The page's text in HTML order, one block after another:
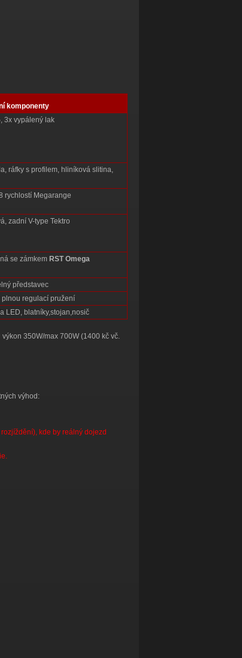
komponenty
3x vypálený lak
ráfky s profilem, hliníková slitina,
rychlostí Megarange
zadní V-type Tektro
se zámkem RST Omega
představec
plnou regulací pružení
LED, blatníky,stojan,nosič
350W/max 700W (1400 kč vč.
výhod:
kde by reálný dojezd